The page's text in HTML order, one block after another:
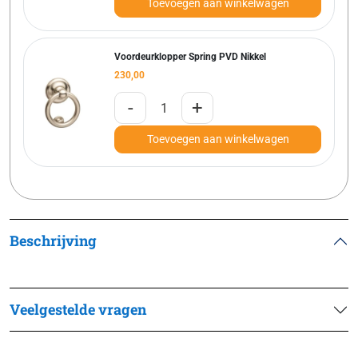
Toevoegen aan winkelwagen
Voordeurklopper Spring PVD Nikkel
230,00
- +
Toevoegen aan winkelwagen
Beschrijving
Veelgestelde vragen